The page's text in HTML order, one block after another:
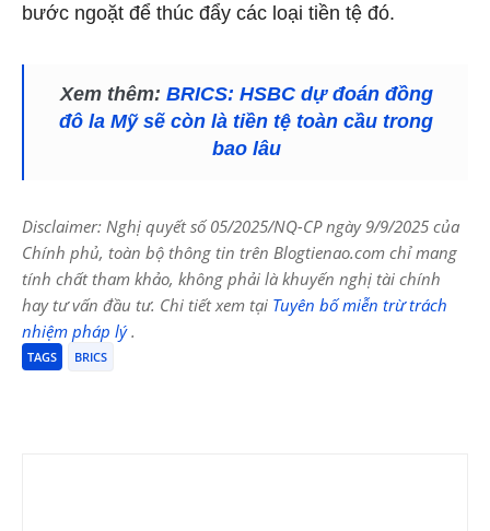
bước ngoặt để thúc đẩy các loại tiền tệ đó.
Xem thêm: BRICS: HSBC dự đoán đồng
đô la Mỹ sẽ còn là tiền tệ toàn cầu trong
bao lâu
Disclaimer: Nghị quyết số 05/2025/NQ-CP ngày 9/9/2025 của
Chính phủ, toàn bộ thông tin trên Blogtienao.com chỉ mang
tính chất tham khảo, không phải là khuyến nghị tài chính
hay tư vấn đầu tư. Chi tiết xem tại Tuyên bố miễn trừ trách
nhiệm pháp lý.
TAGS BRICS